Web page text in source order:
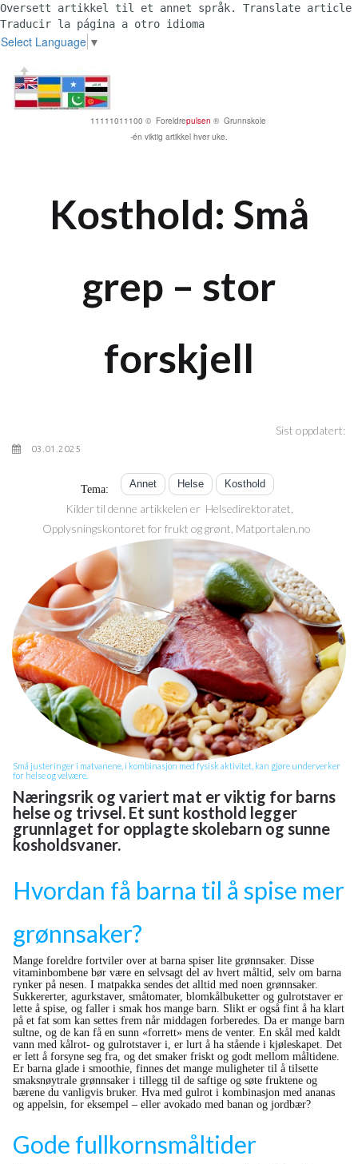
Oversett artikkel til et annet språk. Translate article to
Traducir la página a otro idioma
Select Language ▼
11111011100 © Foreldrepulsen ® Grunnskole
-én viktig artikkel hver uke.
Kosthold: Små
grep – stor
forskjell
Sist oppdatert:
03.01.2025
Tema: Annet Helse Kosthold
Kilder til denne artikkelen er Helsedirektoratet,
Opplysningskontoret for frukt og grønt, Matportalen.no
Små justeringer i matvanene, i kombinasjon med fysisk aktivitet, kan gjøre underverker
for helse og velvære.
Næringsrik og variert mat er viktig for barns
helse og trivsel. Et sunt kosthold legger
grunnlaget for opplagte skolebarn og sunne
kosholdsvaner.
Hvordan få barna til å spise mer
grønnsaker?
Mange foreldre fortviler over at barna spiser lite grønnsaker. Disse
vitaminbombene bør være en selvsagt del av hvert måltid, selv om barna
rynker på nesen. I matpakka sendes det alltid med noen grønnsaker.
Sukkererter, agurkstaver, småtomater, blomkålbuketter og gulrotstaver er
lette å spise, og faller i smak hos mange barn. Slikt er også fint å ha klart
på et fat som kan settes frem når middagen forberedes. Da er mange barn
sultne, og de kan få en sunn «forrett» mens de venter. En skål med kaldt
vann med kålrot- og gulrotstaver i, er lurt å ha stående i kjøleskapet. Det
er lett å forsyne seg fra, og det smaker friskt og godt mellom måltidene.
Er barna glade i smoothie, finnes det mange muligheter til å tilsette
smaksnøytrale grønnsaker i tillegg til de saftige og søte fruktene og
bærene du vanligvis bruker. Hva med gulrot i kombinasjon med ananas
og appelsin, for eksempel – eller avokado med banan og jordbær?
Gode fullkornsmåltider